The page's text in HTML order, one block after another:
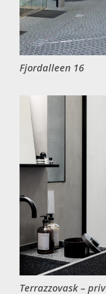
Fjordalleen 16
Terrazzovask –